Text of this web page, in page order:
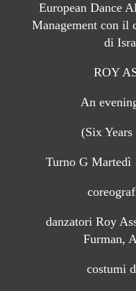
European Dance
Management con il
di
ROY
An
(Six
Turno G Martedì
danzatori Roy
Furman,
costumi